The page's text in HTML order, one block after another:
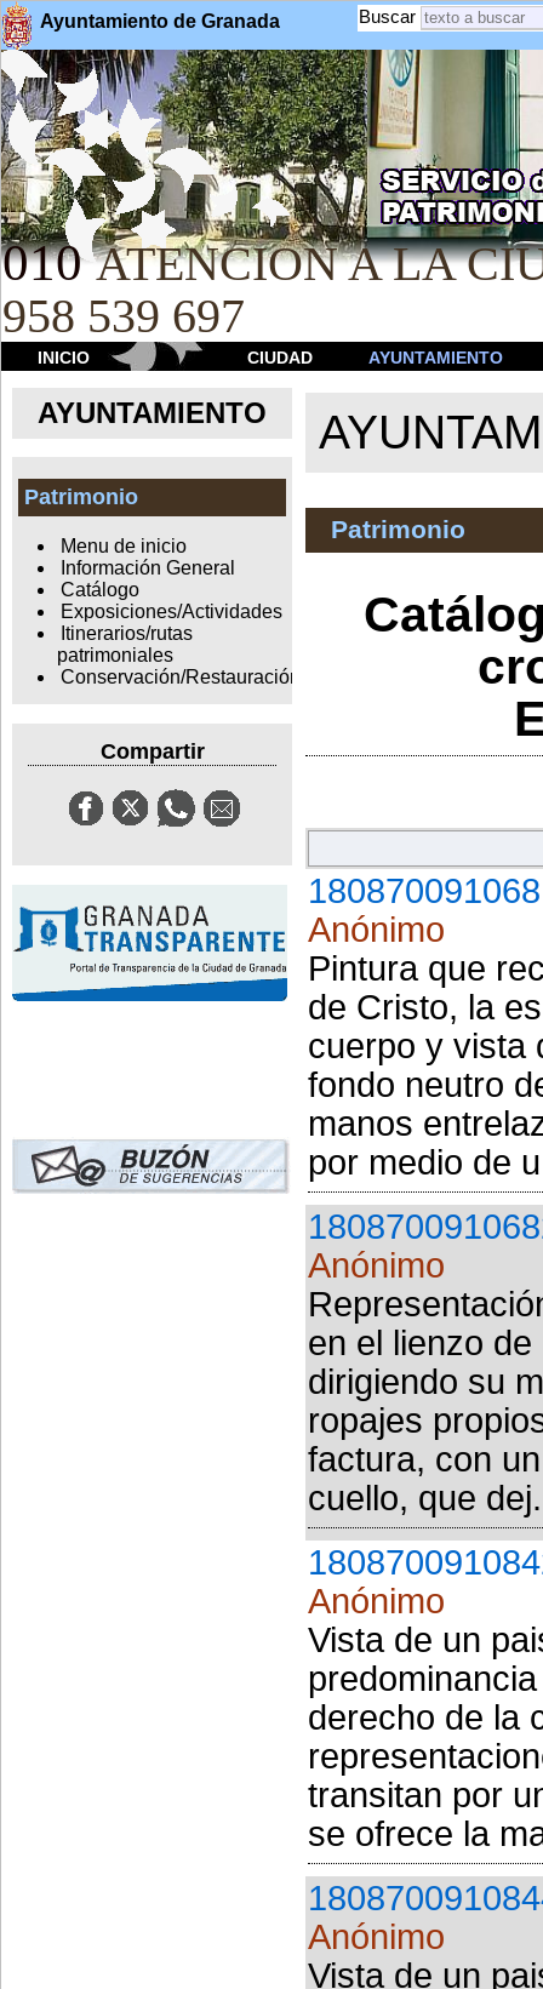
Ayuntamiento de Granada Buscar
010 ATENCION A LA
958 539 697
INICIO CIUDAD AYUNTAMIENTO
AYUNTAMIENTO
Patrimonio
Menu de inicio
Información General
Catálogo
Exposiciones/Actividades
Itinerarios/rutas
patrimoniales
Conservación/Restauración
Compartir
Patrimonio
Anónimo
Pintura que
de Cristo, la
cuerpo y vista
fondo neutro
manos
por medio de
Anónimo
en el lienzo
dirigiendo su
ropajes
factura, con
cuello, que
Anónimo
Vista de un
derecho de la
transitan por
se ofrece la
Anónimo
Vista de un